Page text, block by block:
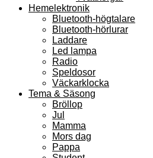
Hemelektronik
Bluetooth-högtalare
Bluetooth-hörlurar
Laddare
Led lampa
Radio
Speldosor
Väckarklocka
Tema & Säsong
Bröllop
Jul
Mamma
Mors dag
Pappa